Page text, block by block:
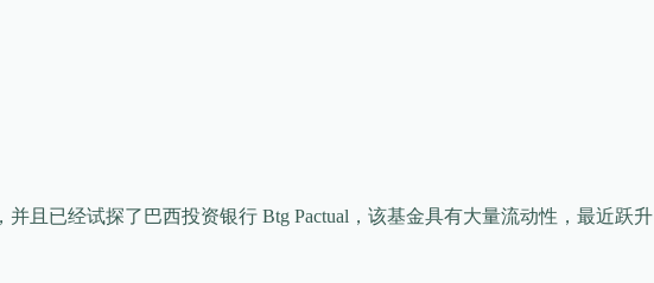
且已经试探了巴西投资银行 Btg Pactual，该基金具有大量流动性，最近跃升